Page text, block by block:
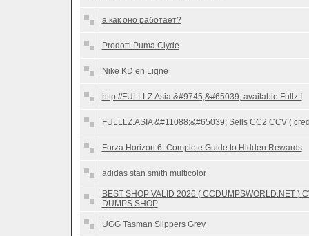
а как оно работает?
Prodotti Puma Clyde
Nike KD en Ligne
http://FULLLZ.Asia &#9745;&#65039; available Fullz I
FULLLZ.ASIA &#11088;&#65039; Sells CC2 CCV (
Forza Horizon 6: Complete Guide to Hidden Rewards
adidas stan smith multicolor
BEST SHOP VALID 2026 ( CCDUMPSWORLD.NET )
DUMPS SHOP
UGG Tasman Slippers Grey